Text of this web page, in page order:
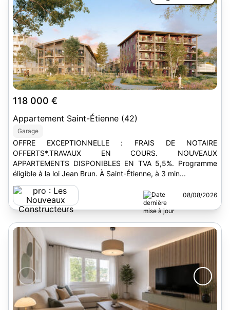
118 000 €
Appartement Saint-Étienne (42)
Garage
OFFRE EXCEPTIONNELLE : FRAIS DE NOTAIRE
OFFERTS*.TRAVAUX EN COURS. NOUVEAUX
APPARTEMENTS DISPONIBLES EN TVA 5,5%. Programme
éligible à la loi Jean Brun. À Saint-Étienne, à 3 min...
08/08/2026